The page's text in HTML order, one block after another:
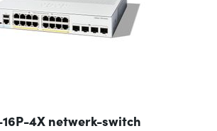
16P-4X netwerk-switch